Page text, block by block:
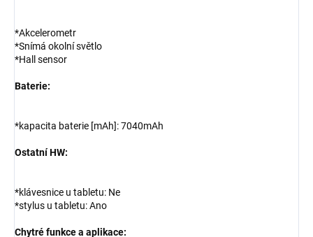
*Akcelerometr
*Snímá okolní světlo
*Hall sensor
Baterie:
*kapacita baterie [mAh]: 7040mAh
Ostatní HW:
*klávesnice u tabletu: Ne
*stylus u tabletu: Ano
Chytré funkce a aplikace: